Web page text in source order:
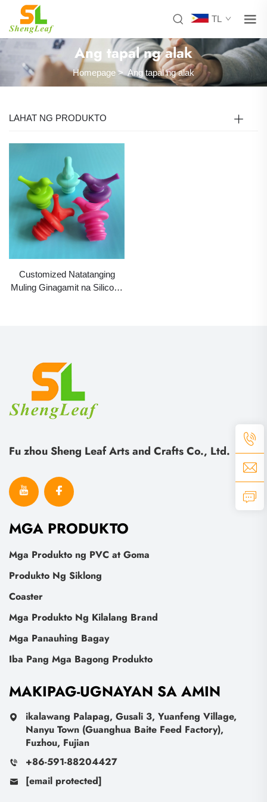
TL
Ang tapal ng alak
Homepage> Ang tapal ng alak
LAHAT NG PRODUKTO
Customized Natatanging
Muling Ginagamit na Silicone
Fu zhou Sheng Leaf Arts and Crafts Co., Ltd.
MGA PRODUKTO
Mga Produkto ng PVC at Goma
Produkto Ng Siklong
Coaster
Mga Produkto Ng Kilalang Brand
Mga Panauhing Bagay
Iba Pang Mga Bagong Produkto
MAKIPAG-UGNAYAN SA AMIN
ikalawang Palapag, Gusali 3, Yuanfeng Village,
Nanyu Town (Guanghua Baite Feed Factory),
Fuzhou, Fujian
+86-591-88204427
[email protected]